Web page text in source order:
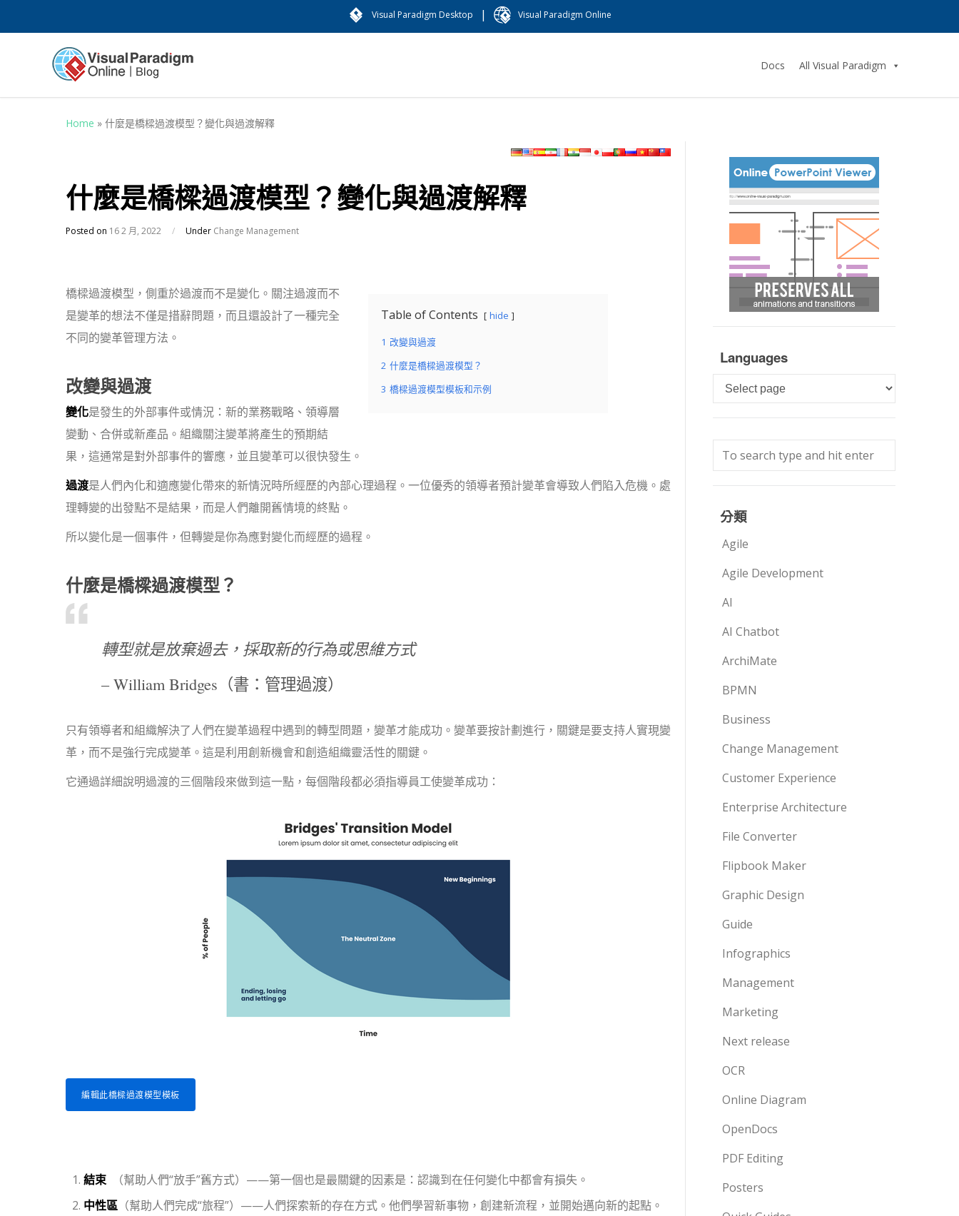
Visual Paradigm Desktop | Visual Paradigm Online
Docs All Visual Paradigm
Home » 什麼是橋樑過渡模型？變化與過渡解釋
什麼是橋樑過渡模型？變化與過渡解釋
Posted on 16 2 月, 2022 / Under Change Management
Table of Contents hide
1 改變與過渡
2 什麼是橋樑過渡模型？
3 橋樑過渡模型模板和示例
橋樑過渡模型，側重於過渡而不是變化。關注過渡而不
是變革的想法不僅是措辭問題，而且還設計了一種完全
不同的變革管理方法。
改變與過渡
變化是發生的外部事件或情況：新的業務戰略、領導層
變動、合併或新產品。組織關注變革將產生的預期結
果，這通常是對外部事件的響應，並且變革可以很快發生。
過渡是人們內化和適應變化帶來的新情況時所經歷的內部心理過程。一位優秀的領導者預計變革會導致人們陷入危機。處
理轉變的出發點不是結果，而是人們離開舊情境的終點。
所以變化是一個事件，但轉變是你為應對變化而經歷的過程。
什麼是橋樑過渡模型？
轉型就是放棄過去，採取新的行為或思維方式
– William Bridges（書：管理過渡）
只有領導者和組織解決了人們在變革過程中遇到的轉型問題，變革才能成功。變革要按計劃進行，關鍵是要支持人實現變
革，而不是強行完成變革。這是利用創新機會和創造組織靈活性的關鍵。
它通過詳細說明過渡的三個階段來做到這一點，每個階段都必須指導員工使變革成功：
編輯此橋樑過渡模型模板
結束（幫助人們“放手”舊方式）——第一個也是最關鍵的因素是：認識到在任何變化中都會有損失。
中性區 （幫助人們完成“旅程”）——人們探索新的存在方式。他們學習新事物，創建新流程，並開始邁向新的起點。
Languages
Languages
分類
Agile
Agile Development
AI
AI Chatbot
ArchiMate
BPMN
Business
Change Management
Customer Experience
Enterprise Architecture
File Converter
Flipbook Maker
Graphic Design
Guide
Infographics
Management
Marketing
Next release
OCR
Online Diagram
OpenDocs
PDF Editing
Posters